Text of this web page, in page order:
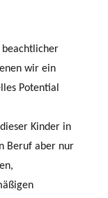
wir ein
Potential
Kinder in
Beruf aber nur